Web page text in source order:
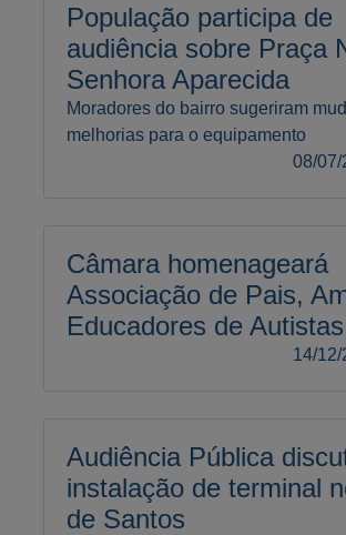
População participa de
audiência sobre Praça
Senhora Aparecida
Moradores do bairro sugeriram
melhorias para o equipamento
08/07/
Câmara homenageará
Associação de Pais,
Educadores de Autistas
14/
Audiência Pública
instalação de terminal
de Santos